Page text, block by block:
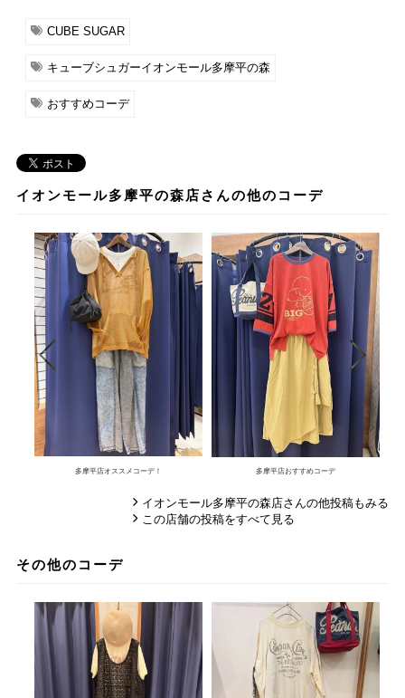
CUBE SUGAR
キューブシュガーイオンモール多摩平の森
おすすめコーデ
イオンモール多摩平の森店さんの他のコーデ
多摩平店オススメコーデ！ 多摩平店おすすめコーデ
イオンモール多摩平の森店さんの他投稿もみる
この店舗の投稿をすべて見る
その他のコーデ